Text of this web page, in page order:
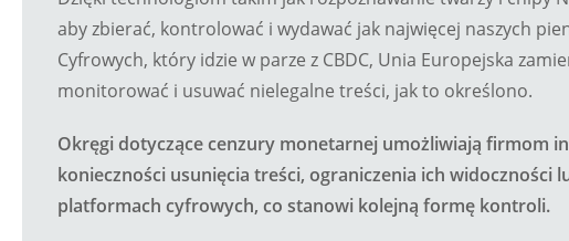
aby zbierać, kontrolować i wydawać jak najwięcej naszych
Cyfrowych, który idzie w parze z CBDC, Unia Europejska
monitorować i usuwać nielegalne treści, jak to określono.
Okręgi dotyczące cenzury monetarnej umożliwiają firmom
konieczności usunięcia treści, ograniczenia ich widoczności
platformach cyfrowych, co stanowi kolejną formę kontroli.